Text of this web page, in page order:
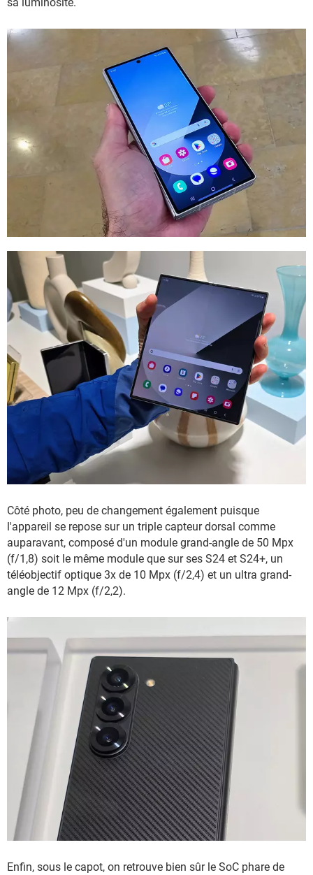
Côté photo, peu de changement également puisque
l'appareil se repose sur un triple capteur dorsal comme
auparavant, composé d'un module grand-angle de 50 Mpx
(f/1,8) soit le même module que sur ses S24 et S24+, un
téléobjectif optique 3x de 10 Mpx (f/2,4) et un ultra grand-
angle de 12 Mpx (f/2,2).
Enfin, sous le capot, on retrouve bien sûr le SoC phare de